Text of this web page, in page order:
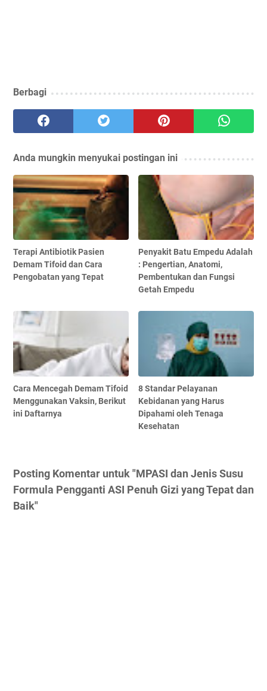
Berbagi
Anda mungkin menyukai postingan ini
Terapi Antibiotik Pasien
Demam Tifoid dan Cara
Pengobatan yang Tepat
Penyakit Batu Empedu Adalah
: Pengertian, Anatomi,
Pembentukan dan Fungsi
Getah Empedu
Cara Mencegah Demam Tifoid
Menggunakan Vaksin, Berikut
ini Daftarnya
8 Standar Pelayanan
Kebidanan yang Harus
Dipahami oleh Tenaga
Kesehatan
Posting Komentar untuk "MPASI dan Jenis Susu
Formula Pengganti ASI Penuh Gizi yang Tepat dan
Baik"